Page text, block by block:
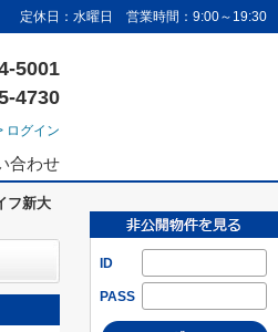
定休日：水曜日 営業時間：9:00～19:30
5001
4730
ログイン
合わせ
ID
PASS
フ新大